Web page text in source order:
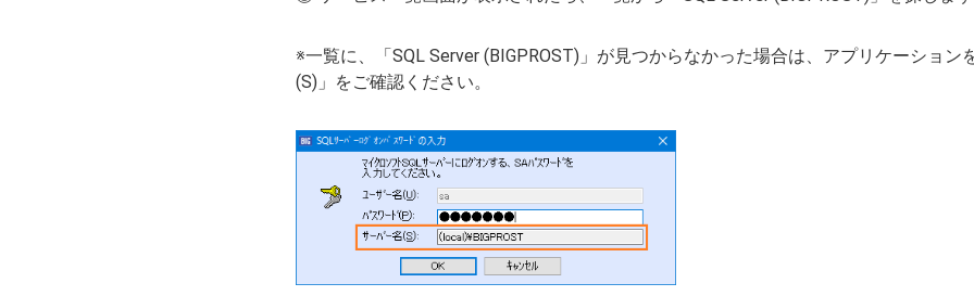
※一覧に、「SQL Server (BIGPROST)」が見つからなかった場合は、アプリケーション
(S)」をご確認ください。